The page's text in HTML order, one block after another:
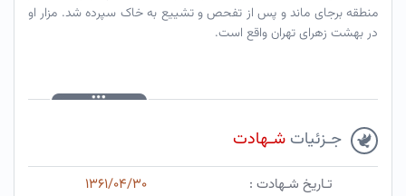
منطقه برجای ماند و پس از تفحص و تشییع به خاک سپرده شد. مزار او
در بهشت زهرای تهران واقع است.
جـزئیات شـهادت
تـاریخ شـهادت :
۱۳۶۱/۰۴/۳۰